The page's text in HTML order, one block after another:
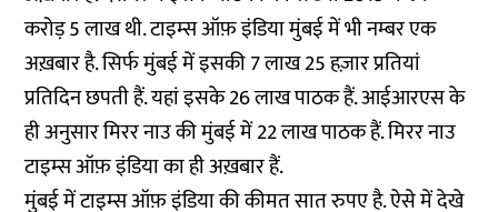
करोड़ 5 लाख थी. टाइम्स ऑफ़ इंडिया मुंबई में भी नम्बर एक
अख़बार है. सिर्फ मुंबई में इसकी 7 लाख 25 हज़ार प्रतियां
प्रतिदिन छपती हैं. यहां इसके 26 लाख पाठक हैं. आईआरएस के
ही अनुसार मिरर नाउ की मुंबई में 22 लाख पाठक हैं. मिरर नाउ
टाइम्स ऑफ़ इंडिया का ही अख़बार हैं.
मुंबई में टाइम्स ऑफ़ इंडिया की कीमत सात रुपए है. ऐसे में देखे